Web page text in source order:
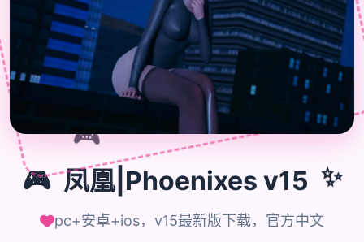
🎮
🎮 凤凰|Phoenixes v15 ✨
pc+安卓+ios，v15最新版下载，官方中文